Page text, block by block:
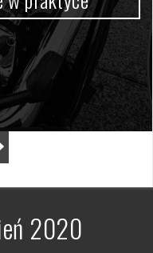
2020